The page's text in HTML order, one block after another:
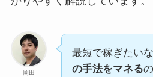
岡田
最短で稼ぎたい
の手法をマネる